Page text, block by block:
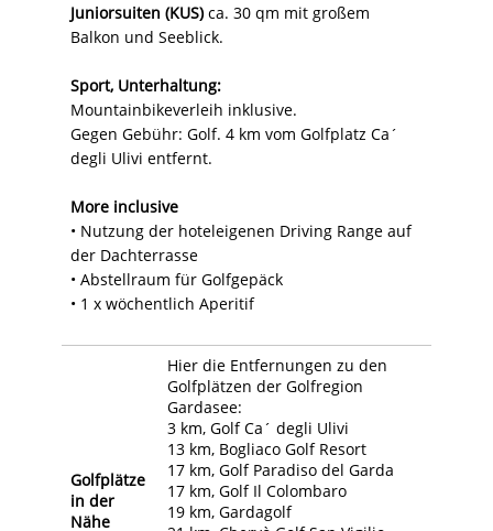
Juniorsuiten (KUS)ca. 30 qm mit großem
Balkon und Seeblick.
Sport, Unterhaltung:
Mountainbikeverleih inklusive.
Gegen Gebühr: Golf. 4 km vom Golfplatz Ca´
degli Ulivi entfernt.
More inclusive
• Nutzung der hoteleigenen Driving Range auf
der Dachterrasse
• Abstellraum für Golfgepäck
• 1 x wöchentlich Aperitif
Golfplätze
in der
Nähe
Hier die Entfernungen zu den
Golfplätzen der Golfregion
Gardasee:
3 km, Golf Ca´ degli Ulivi
13 km, Bogliaco Golf Resort
17 km, Golf Paradiso del Garda
17 km, Golf Il Colombaro
19 km, Gardagolf